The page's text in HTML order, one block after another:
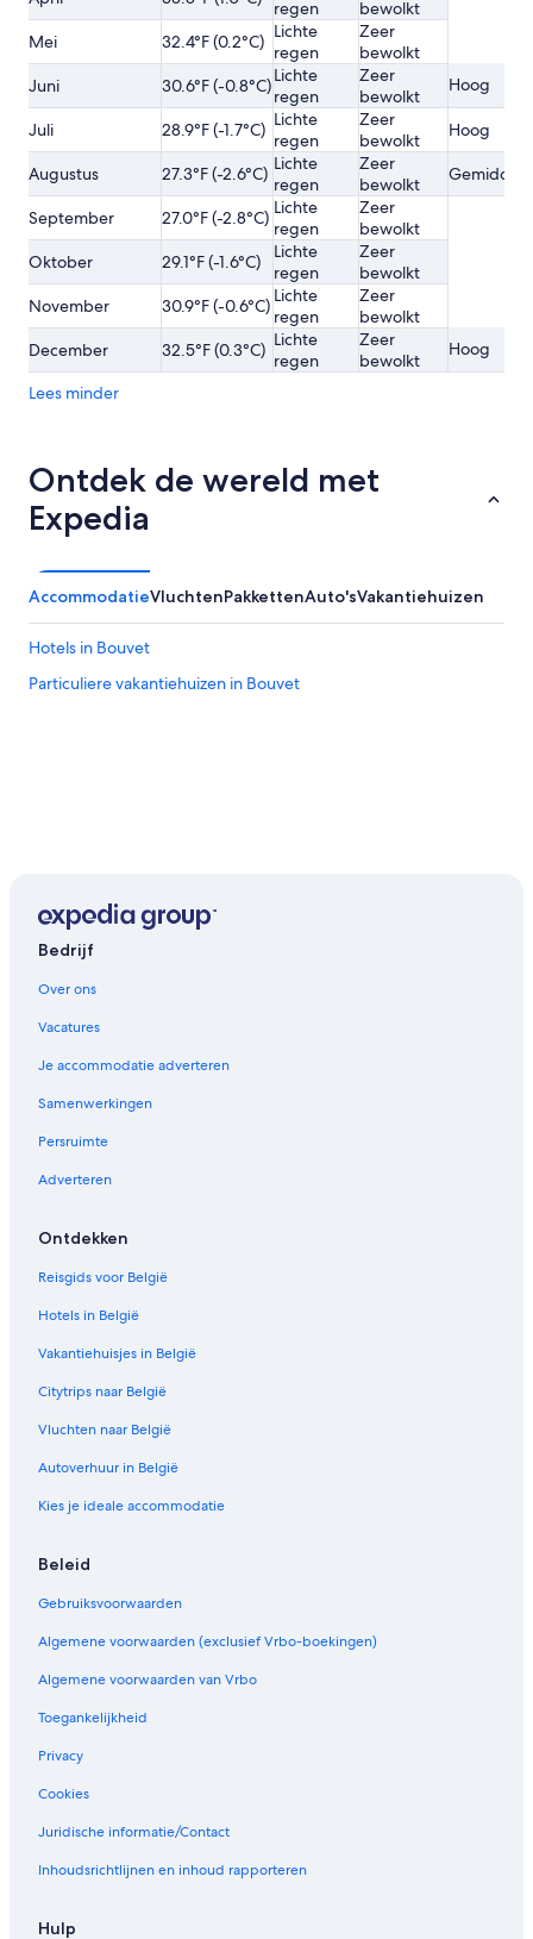
regen
bewolkt
Mei
32.4°F (0.2°C) Lichte
regen
Zeer
bewolkt
Juni
30.6°F (-0.8°C)Lichte
regen
Zeer
bewolkt
Hoog
Juli 28.9°F (-1.7°C) Lichte
regen
Zeer
bewolkt
Hoog
Augustus 27.3°F (-2.6°C) Lichte
regen
Zeer
bewolkt
Gemiddeld
September 27.0°F (-2.8°C) Lichte
regen
Zeer
bewolkt
Oktober
29.1°F (-1.6°C)
Lichte
regen
Zeer
bewolkt
November
30.9°F (-0.6°C) Lichte
regen
Zeer
bewolkt
December
32.5°F (0.3°C) Lichte
regen
Zeer
bewolkt
Hoog
Lees minder
Ontdek de wereld met
Expedia
AccommodatieVluchtenPakkettenAuto'sVakantiehuizen
Hotels in Bouvet
Particuliere vakantiehuizen in Bouvet
Bedrijf
Over ons
Vacatures
Je accommodatie adverteren
Samenwerkingen
Persruimte
Adverteren
Ontdekken
Reisgids voor België
Hotels in België
Vakantiehuisjes in België
Citytrips naar België
Vluchten naar België
Autoverhuur in België
Kies je ideale accommodatie
Beleid
Gebruiksvoorwaarden
Algemene voorwaarden (exclusief Vrbo-boekingen)
Algemene voorwaarden van Vrbo
Toegankelijkheid
Privacy
Cookies
Juridische informatie/Contact
Inhoudsrichtlijnen en inhoud rapporteren
Hulp